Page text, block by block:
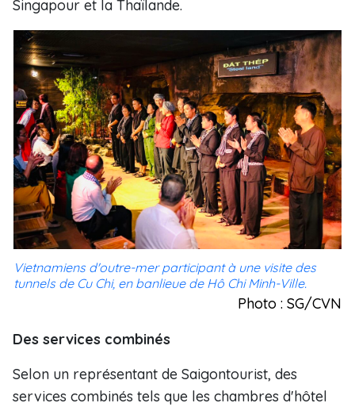
Singapour et la Thaïlande.
Vietnamiens d'outre-mer participant à une visite des
tunnels de Cu Chi, en banlieue de Hô Chi Minh-Ville.
Photo : SG/CVN
Des services combinés
Selon un représentant de Saigontourist, des
services combinés tels que les chambres d'hôtel